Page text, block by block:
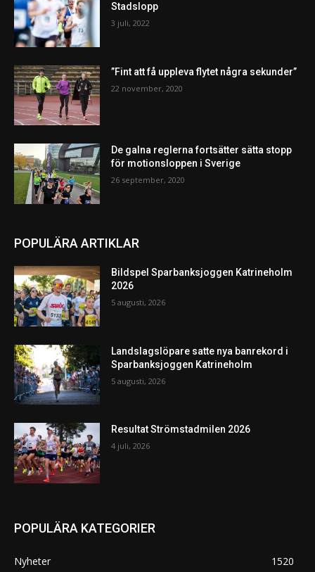
Stadslopp
3 juli, 2022
”Fint att få uppleva flytet några sekunder”
22 november, 2020
De galna reglerna fortsätter sätta stopp
för motionsloppen i Sverige
26 september, 2020
POPULÄRA ARTIKLAR
Bildspel Sparbanksjoggen Katrineholm
2026
5 augusti, 2026
Landslagslöpare satte nya banrekord i
Sparbanksjoggen Katrineholm
5 augusti, 2026
Resultat Strömstadmilen 2026
4 juli, 2026
POPULÄRA KATEGORIER
Nyheter
1520